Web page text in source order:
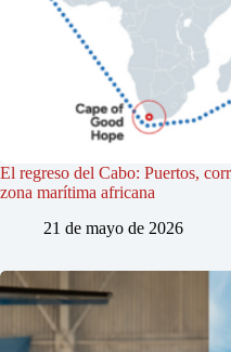
El regreso del Cabo: Puertos,
zona marítima africana
21 de mayo de 2026